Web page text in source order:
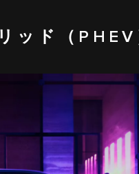
ッド（PHEV